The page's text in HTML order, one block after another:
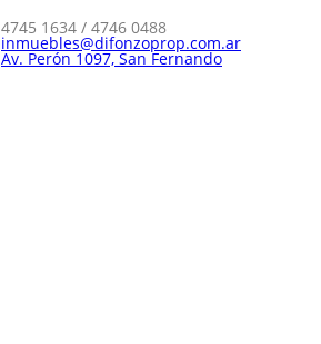
4745 1634 / 4746 0488
inmuebles@difonzoprop.com.ar
Av. Perón 1097, San Fernando